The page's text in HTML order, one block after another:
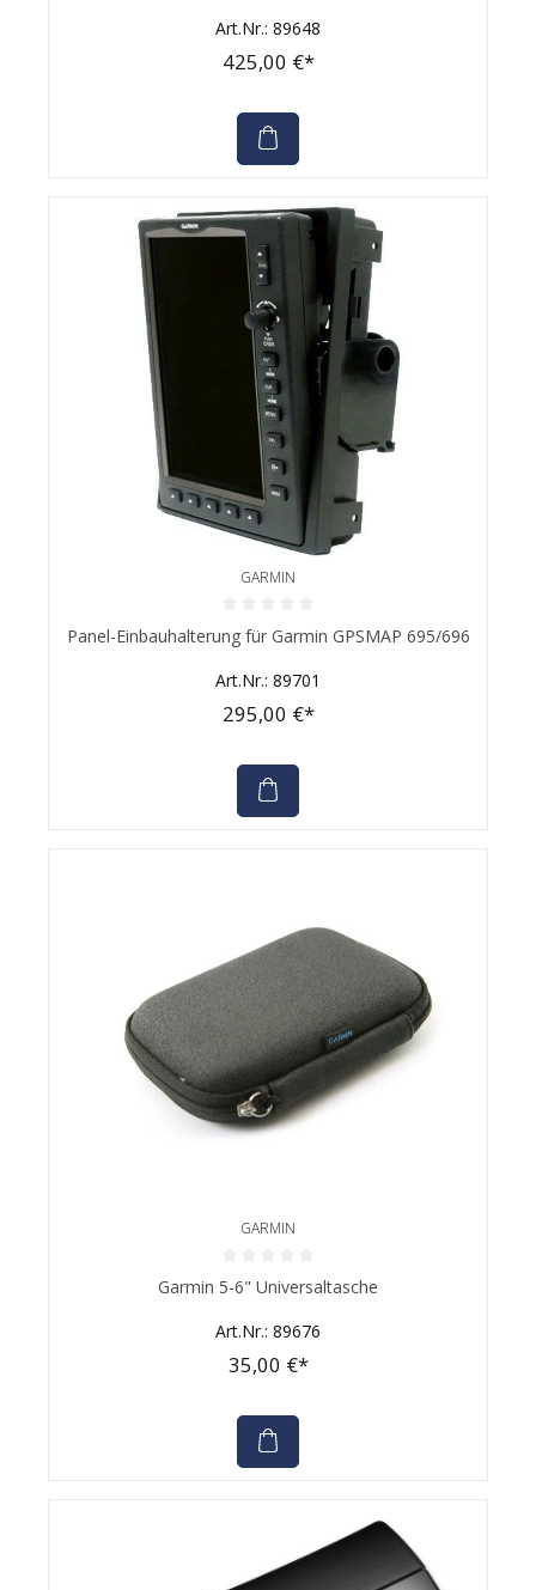
Art.Nr.: 89648
425,00 €*
GARMIN
Durchschnittliche Bewertung von 0 von 5 Sternen
Panel-Einbauhalterung für Garmin GPSMAP 695/696
Art.Nr.: 89701
295,00 €*
GARMIN
Durchschnittliche Bewertung von 0 von 5 Sternen
Garmin 5-6" Universaltasche
Art.Nr.: 89676
35,00 €*